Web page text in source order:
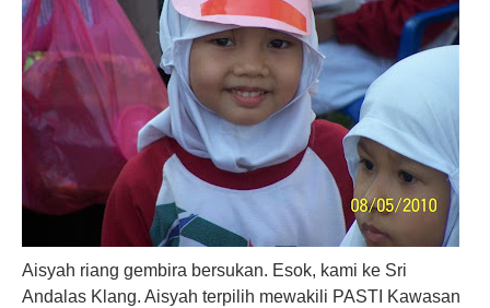
Aisyah riang gembira bersukan. Esok, kami ke Sri
Andalas Klang. Aisyah terpilih mewakili PASTI Kawasan